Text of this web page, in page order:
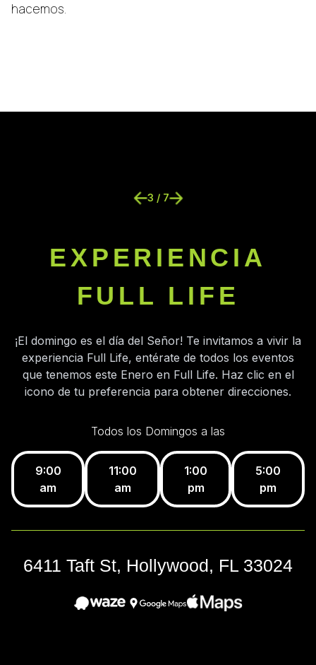
hacemos.
3 / 7
EXPERIENCIA
FULL LIFE
¡El domingo es el día del Señor! Te invitamos a vivir la
experiencia Full Life, entérate de todos los eventos
que tenemos este Enero en Full Life. Haz clic en el
icono de tu preferencia para obtener direcciones.
Todos los Domingos a las
9:00
am
11:00
am
1:00
pm
5:00
pm
6411 Taft St, Hollywood, FL 33024